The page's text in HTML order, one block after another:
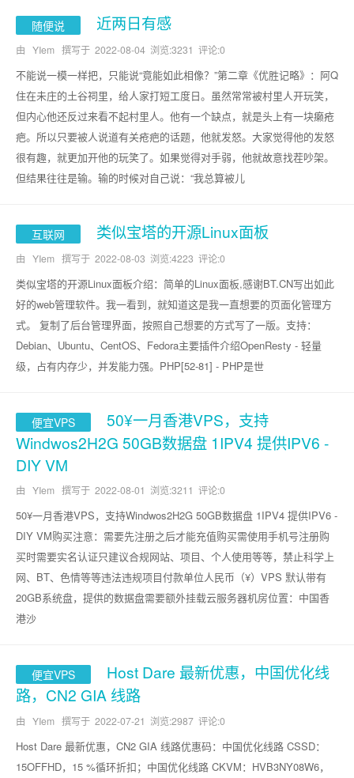
随便说 近两日有感
由 YIem 撰写于 2022-08-04 浏览:3231 评论:0
不能说一模一样把，只能说“竟能如此相像？”第二章《优胜记略》：阿Q
住在未庄的土谷祠里，给人家打短工度日。虽然常常被村里人开玩笑，
但内心他还反过来看不起村里人。他有一个缺点，就是头上有一块癞疮
疤。所以只要被人说道有关疮疤的话题，他就发怒。大家觉得他的发怒
很有趣，就更加开他的玩笑了。如果觉得对手弱，他就故意找茬吵架。
但结果往往是输。输的时候对自己说：“我总算被儿
互联网 类似宝塔的开源Linux面板
由 YIem 撰写于 2022-08-03 浏览:4223 评论:0
类似宝塔的开源Linux面板介绍：简单的Linux面板,感谢BT.CN写出如此
好的web管理软件。我一看到，就知道这是我一直想要的页面化管理方
式。 复制了后台管理界面，按照自己想要的方式写了一版。支持：
Debian、Ubuntu、CentOS、Fedora主要插件介绍OpenResty - 轻量
级，占有内存少，并发能力强。PHP[52-81] - PHP是世
便宜VPS
50¥一月香港VPS，支持
Windwos2H2G 50GB数据盘 1IPV4 提供IPV6 -
DIY VM
由 YIem 撰写于 2022-08-01 浏览:3211 评论:0
50¥一月香港VPS，支持Windwos2H2G 50GB数据盘 1IPV4 提供IPV6 -
DIY VM购买注意：需要先注册之后才能充值购买需使用手机号注册购
买时需要实名认证只建议合规网站、项目、个人使用等等，禁止科学上
网、BT、色情等等违法违规项目付款单位人民币（¥）VPS 默认带有
20GB系统盘，提供的数据盘需要额外挂载云服务器机房位置：中国香
港沙
便宜VPS
Host Dare 最新优惠，中国优化线
路，CN2 GIA 线路
由 YIem 撰写于 2022-07-21 浏览:2987 评论:0
Host Dare 最新优惠，CN2 GIA 线路优惠码：中国优化线路 CSSD：
15OFFHD，15 %循环折扣；中国优化线路 CKVM：HVB3NY08W6，